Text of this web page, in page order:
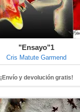
"Ensayo"1
Cris Matute Garmend
¡Envío y devolución gratis!